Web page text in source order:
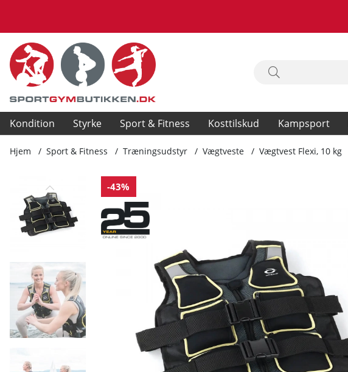
Kondition Styrke Sport & Fitness Kosttilskud Kampsport
Hjem Sport & Fitness Træningsudstyr Vægtveste Vægtvest Flexi, 10 kg
-43%
Produktbilleder Vægtvest Flexi, 10 kg